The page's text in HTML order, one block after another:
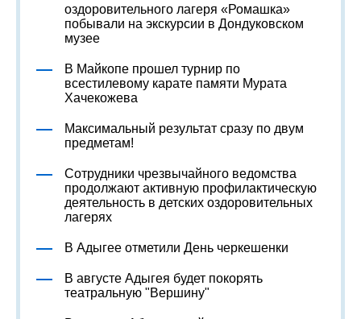
оздоровительного лагеря «Ромашка»
побывали на экскурсии в Дондуковском
музее
В Майкопе прошел турнир по
всестилевому карате памяти Мурата
Хачекожева
Максимальный результат сразу по двум
предметам!
Сотрудники чрезвычайного ведомства
продолжают активную профилактическую
деятельность в детских оздоровительных
лагерях
В Адыгее отметили День черкешенки
В августе Адыгея будет покорять
театральную "Вершину"